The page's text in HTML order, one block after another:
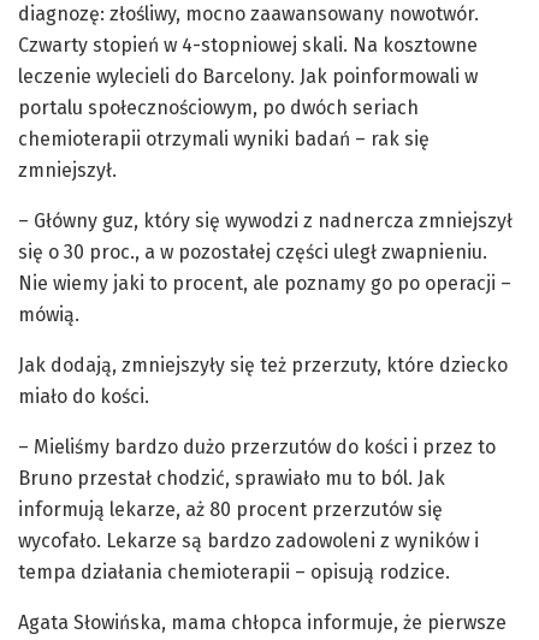
diagnozę: złośliwy, mocno zaawansowany nowotwór.
Czwarty stopień w 4-stopniowej skali. Na kosztowne
leczenie wylecieli do Barcelony. Jak poinformowali w
portalu społecznościowym, po dwóch seriach
chemioterapii otrzymali wyniki badań – rak się
zmniejszył.
– Główny guz, który się wywodzi z nadnercza zmniejszył
się o 30 proc., a w pozostałej części uległ zwapnieniu.
Nie wiemy jaki to procent, ale poznamy go po operacji –
mówią.
Jak dodają, zmniejszyły się też przerzuty, które dziecko
miało do kości.
– Mieliśmy bardzo dużo przerzutów do kości i przez to
Bruno przestał chodzić, sprawiało mu to ból. Jak
informują lekarze, aż 80 procent przerzutów się
wycofało. Lekarze są bardzo zadowoleni z wyników i
tempa działania chemioterapii – opisują rodzice.
Agata Słowińska, mama chłopca informuje, że pierwsze